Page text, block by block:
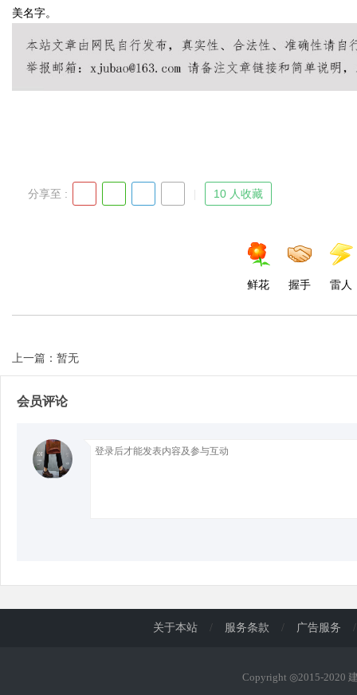
Bo
美名字。
分享至 : 10 人收藏
鲜花 握手 雷人
上一篇：暂无
会员评论
关于本站 / 服务条款 / 广告服务 /
Copyright ◎2015-2020